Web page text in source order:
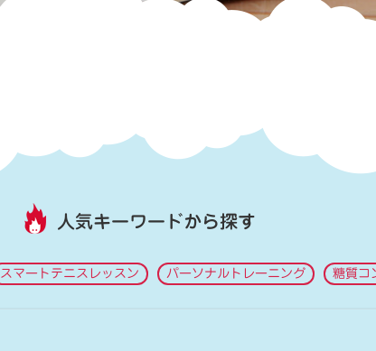
人気キーワードから探す
スマートテニスレッスン パーソナルトレーニング 糖質コ